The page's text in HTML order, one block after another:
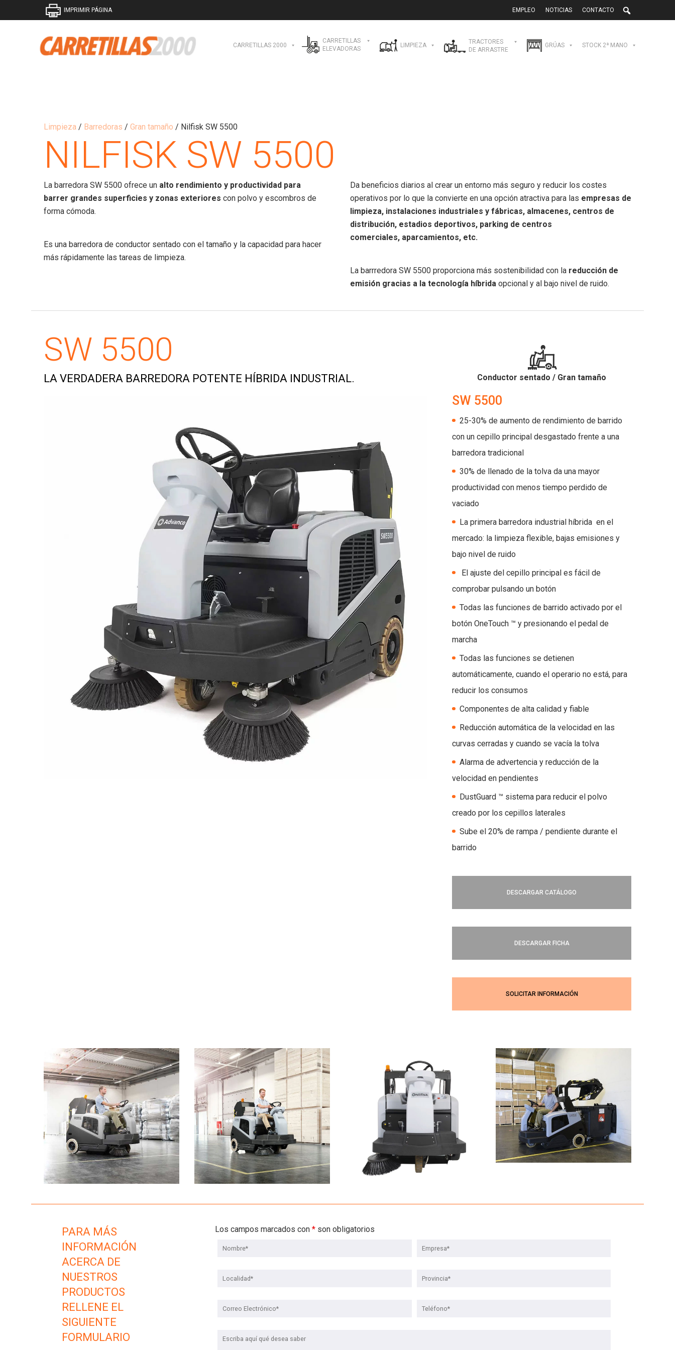
EMPLEO NOTICIAS CONTACTO
IMPRIMIR PÁGINA
CARRETILLAS 2000
CARRETILLAS
ELEVADORAS
LIMPIEZA
TRACTORES
DE ARRASTRE
GRÚAS STOCK 2ª MANO
Limpieza / Barredoras / Gran tamaño / Nilfisk SW 5500
NILFISK SW 5500
La barredora SW 5500 ofrece un alto rendimiento y productividad para
barrer grandes superficies y zonas exteriores con polvo y escombros de
forma cómoda.
Es una barredora de conductor sentado con el tamaño y la capacidad para hacer
más rápidamente las tareas de limpieza.
Da beneficios diarios al crear un entorno más seguro y reducir los costes
operativos por lo que la convierte en una opción atractiva para las empresas de
limpieza, instalaciones industriales y fábricas, almacenes, centros de
distribución, estadios deportivos, parking de centros
comerciales, aparcamientos, etc.
La barrredora SW 5500 proporciona más sostenibilidad con la reducción de
emisión gracias a la tecnología híbrida opcional y al bajo nivel de ruido.
SW 5500
LA VERDADERA BARREDORA POTENTE HÍBRIDA INDUSTRIAL. Conductor sentado / Gran tamaño
SW 5500
25-30% de aumento de rendimiento de barrido
con un cepillo principal desgastado frente a una
barredora tradicional
30% de llenado de la tolva da una mayor
productividad con menos tiempo perdido de
vaciado
La primera barredora industrial híbrida en el
mercado: la limpieza flexible, bajas emisiones y
bajo nivel de ruido
El ajuste del cepillo principal es fácil de
comprobar pulsando un botón
Todas las funciones de barrido activado por el
botón OneTouch ™ y presionando el pedal de
marcha
Todas las funciones se detienen
automáticamente, cuando el operario no está, para
reducir los consumos
Componentes de alta calidad y fiable
Reducción automática de la velocidad en las
curvas cerradas y cuando se vacía la tolva
Alarma de advertencia y reducción de la
velocidad en pendientes
DustGuard ™ sistema para reducir el polvo
creado por los cepillos laterales
Sube el 20% de rampa / pendiente durante el
barrido
DESCARGAR CATÁLOGO
DESCARGAR FICHA
SOLICITAR INFORMACIÓN
PARA MÁS
INFORMACIÓN
ACERCA DE
NUESTROS
PRODUCTOS
RELLENE EL
SIGUIENTE
FORMULARIO
Los campos marcados con * son obligatorios